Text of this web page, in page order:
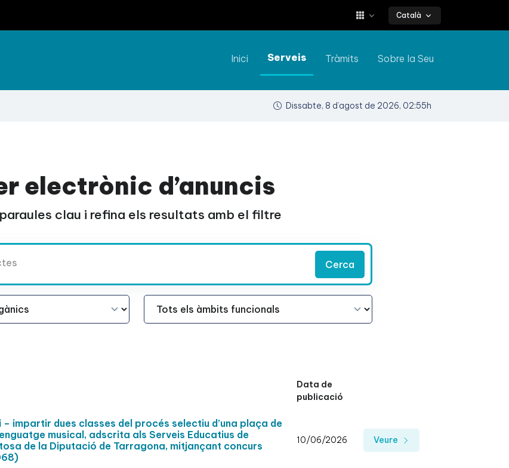
Català
Inici Serveis Tràmits Sobre la Seu
Dissabte, 8 d’agost de 2026, 02:55h
electrònic d’anuncis
clau i refina els resultats amb el filtre
Cerca
Àmbit Funcional
Data de
publicació
impartir dues classes del procés selectiu d’una plaça de
musical, adscrita als Serveis Educatius de
de la Diputació de Tarragona, mitjançant concurs
10/06/2026 Veure